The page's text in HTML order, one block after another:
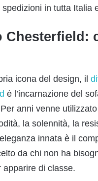
in tutta Italia
Chesterfield:
icona del design, il
è l’incarnazione del
anni venne
la solennità, la
innata è il
da chi non ha
apparire di classe.